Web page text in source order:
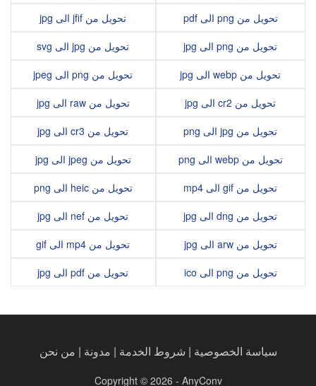
تحويل من png الى pdf
تحويل من png الى jpg
تحويل من webp الى jpg
تحويل من cr2 الى jpg
تحويل من jpg الى png
تحويل من webp الى png
تحويل من gif الى mp4
تحويل من dng الى jpg
تحويل من arw الى jpg
تحويل من png الى ico
تحويل من jfif الى jpg
تحويل من jpg الى svg
تحويل من png الى jpeg
تحويل من raw الى jpg
تحويل من cr3 الى jpg
تحويل من jpeg الى jpg
تحويل من heic الى png
تحويل من nef الى jpg
تحويل من mp4 الى gif
تحويل من pdf الى jpg
سياسة الخصوصية | شروط الخدمة | مدونة | من نحن
Copyright © 2026 - AnyConv